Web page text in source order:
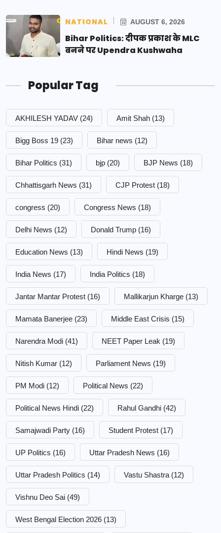
NATIONAL AUGUST 6, 2026
Bihar Politics: दीपक प्रकाश के MLC
बनने पर Upendra Kushwaha
Popular Tag
AKHILESH YADAV (24) Amit Shah (13)
Bigg Boss 19 (23) Bihar news (12)
Bihar Politics (31) bjp (20) BJP News (18)
Chhattisgarh News (31) CJP Protest (18)
congress (20) Congress News (18)
Delhi News (12) Donald Trump (16)
Education News (13) Hindi News (19)
India News (17) India Politics (18)
Jantar Mantar Protest (16) Mallikarjun Kharge (13)
Mamata Banerjee (23) Middle East Crisis (15)
Narendra Modi (41) NEET Paper Leak (19)
Nitish Kumar (12) Parliament News (19)
PM Modi (12) Political News (22)
Political News Hindi (22) Rahul Gandhi (42)
Samajwadi Party (16) Student Protest (17)
UP Politics (16) Uttar Pradesh News (16)
Uttar Pradesh Politics (14) Vastu Shastra (12)
Vishnu Deo Sai (49)
West Bengal Election 2026 (13)